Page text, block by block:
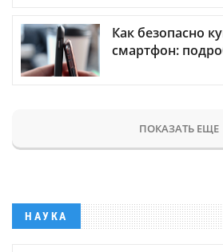
Как безопасно
смартфон:
ПОКАЗАТЬ ЕЩЕ
НАУКА